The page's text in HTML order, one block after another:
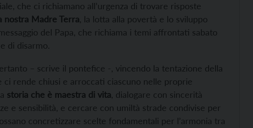
che ci richiamano all’urgenza di trovare risposte
nostra Madre Terra , la lotta alla povertà e lo sviluppo
del Papa, che richiama i temi affrontati sabato
di disarmo.
– scrive il pontefice -, vincendo la tentazione della
ci rende chiusi e arroccati ciascuno nelle proprie
storia che è maestra di vita , dialogare con sincerità
e sensibilità, e cercare con umiltà strade condivise per
concretizzare scelte fondamentali per l’armonia tra